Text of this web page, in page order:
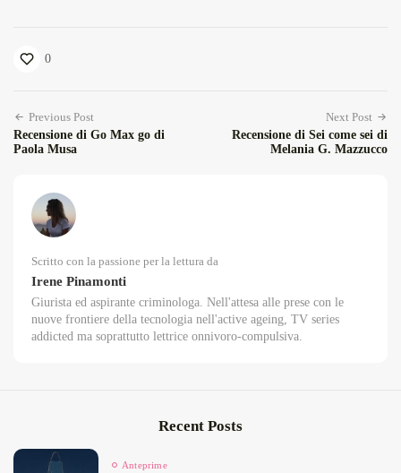
0
Previous Post
Recensione di Go Max go di
Paola Musa
Next Post
Recensione di Sei come sei di
Melania G. Mazzucco
Scritto con la passione per la lettura da
Irene Pinamonti
Giurista ed aspirante criminologa. Nell'attesa alle prese con le
nuove frontiere della tecnologia nell'active ageing, TV series
addicted ma soprattutto lettrice onnivoro-compulsiva.
Recent Posts
Anteprime